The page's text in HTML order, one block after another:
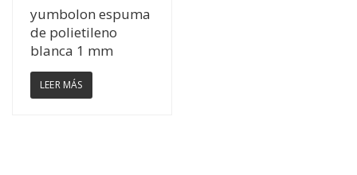
Ver Detalles
yumbolon espuma
de polietileno
blanca 1 mm
LEER MÁS